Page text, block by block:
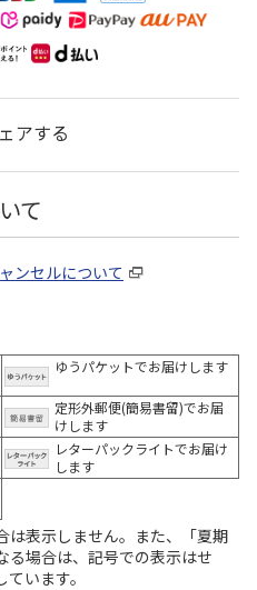
アする
て
ンセルについて
ゆうパケットでお届けします
定形外郵便(簡易書留)でお届
けします
レターパックライトでお届け
します
は表示しません。また、「夏期
る場合は、記号での表示はせ
います。